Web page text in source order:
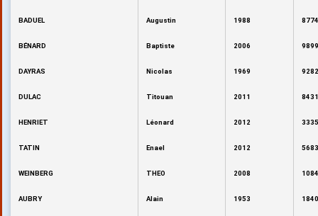
BADUEL Augustin 1988
BÉNARD Baptiste 2006
DAYRAS Nicolas 1969
DULAC Titouan 2011
HENRIET Léonard 2012
TATIN Enael 2012
WEINBERG THEO 2008
AUBRY Alain 1953